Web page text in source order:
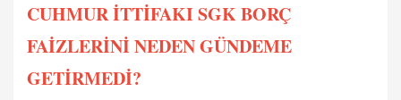
CUHMUR İTTİFAKI SGK BORÇ
FAİZLERİNİ NEDEN GÜNDEME
GETİRMEDİ?